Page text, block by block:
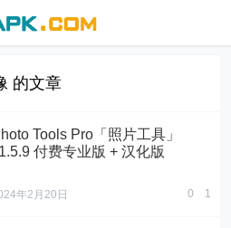
的文章
Tools Pro「照片工具」
付费专业版 + 汉化版
年2月20日 0 1